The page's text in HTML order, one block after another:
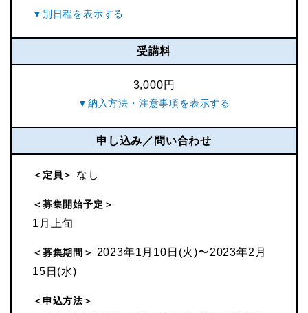
受講料
3,000円
申し込み／問い合わせ
＜定員＞ なし
＜募集開始予定＞
1月上旬
＜募集期間＞
2023年1月10日(火)〜2023年2月
15日(水)
＜申込方法＞